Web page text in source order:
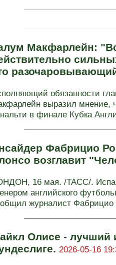
Макфарлейн:
обязанности
выразил мнение,
в финале Кубка
Фабрицио
возглавит
16 мая. /ТАСС/.
английского
журналист Фабрицио
Олисе - лучший
2026-05-16